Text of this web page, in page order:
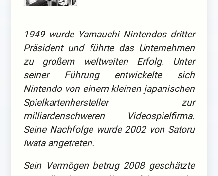
1949 wurde Yamauchi Nintendos dritter
Präsident und führte das Unternehmen
zu großem weltweiten Erfolg. Unter
seiner Führung entwickelte sich
Nintendo von einem kleinen japanischen
Spielkartenhersteller zur
milliardenschweren Videospielfirma.
Seine Nachfolge wurde 2002 von Satoru
Iwata angetreten.
Sein Vermögen betrug 2008 geschätzte